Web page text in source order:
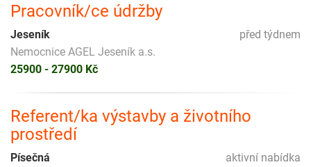
Pracovník/ce údržby
před týdnem
Jeseník
Nemocnice AGEL Jeseník a.s.
25900 - 27900 Kč
Referent/ka výstavby a životního
prostředí
aktivní nabídka
Písečná